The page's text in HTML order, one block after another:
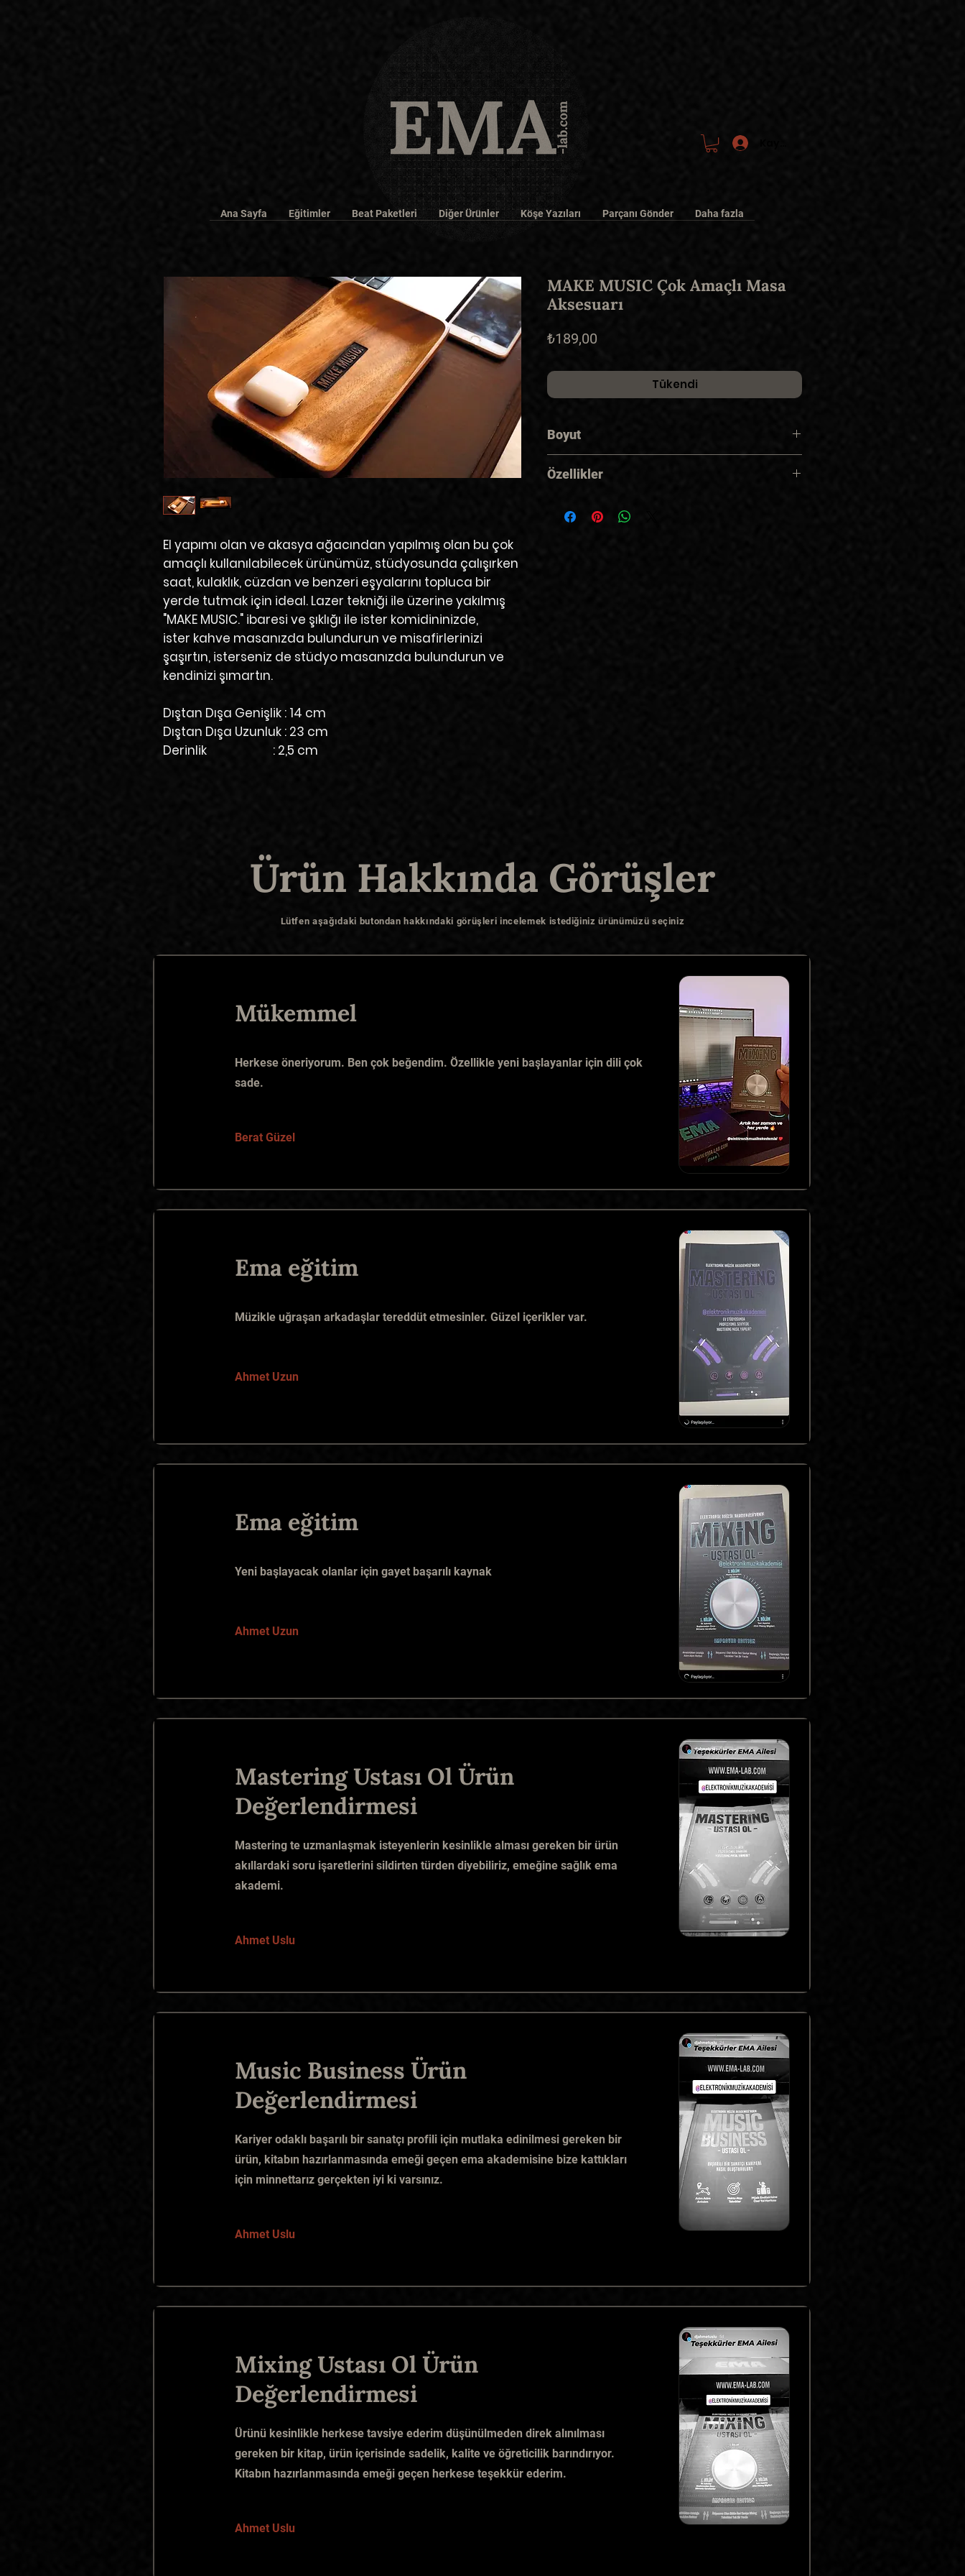
Ana Sayfa Eğitimler Beat Paketleri Diğer Ürünler Köşe Yazıları Parçanı Gönder Daha fazla
El yapımı olan ve akasya ağacından yapılmış olan bu çok
amaçlı kullanılabilecek ürünümüz, stüdyosunda çalışırken
saat, kulaklık, cüzdan ve benzeri eşyalarını topluca bir
yerde tutmak için ideal. Lazer tekniği ile üzerine yakılmış
"MAKE MUSIC." ibaresi ve şıklığı ile ister komidininizde,
ister kahve masanızda bulundurun ve misafirlerinizi
şaşırtın, isterseniz de stüdyo masanızda bulundurun ve
kendinizi şımartın.
Dıştan Dışa Genişlik : 14 cm
Dıştan Dışa Uzunluk : 23 cm
Derinlik : 2,5 cm
MAKE MUSIC Çok Amaçlı Masa
Aksesuarı
₺189,00
Tükendi
Boyut
Uzunluk:23 cm
Özellikler
Akasya Ağacı
Ürün Hakkında Görüşler
Lütfen aşağıdaki butondan hakkındaki görüşleri incelemek istediğiniz ürünümüzü seçiniz
Mükemmel
Herkese öneriyorum. Ben çok beğendim. Özellikle yeni başlayanlar için dili çok
sade.
Berat Güzel
Ema eğitim
Müzikle uğraşan arkadaşlar tereddüt etmesinler. Güzel içerikler var.
Ahmet Uzun
Ema eğitim
Yeni başlayacak olanlar için gayet başarılı kaynak
Ahmet Uzun
Mastering Ustası Ol Ürün
Değerlendirmesi
Mastering te uzmanlaşmak isteyenlerin kesinlikle alması gereken bir ürün
akıllardaki soru işaretlerini sildirten türden diyebiliriz, emeğine sağlık ema
akademi.
Ahmet Uslu
Music Business Ürün
Değerlendirmesi
Kariyer odaklı başarılı bir sanatçı profili için mutlaka edinilmesi gereken bir
ürün, kitabın hazırlanmasında emeği geçen ema akademisine bize kattıkları
için minnettarız gerçekten iyi ki varsınız.
Ahmet Uslu
Mixing Ustası Ol Ürün
Değerlendirmesi
Ürünü kesinlikle herkese tavsiye ederim düşünülmeden direk alınılması
gereken bir kitap, ürün içerisinde sadelik, kalite ve öğreticilik barındırıyor.
Kitabın hazırlanmasında emeği geçen herkese teşekkür ederim.
Ahmet Uslu